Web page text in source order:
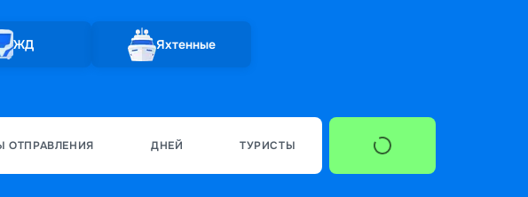
ЖД Яхтенные
ОТПРАВЛЕНИЯ ДНЕЙ ТУРИСТЫ